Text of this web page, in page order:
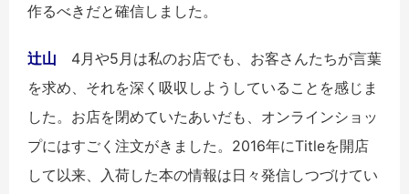
作るべきだと確信しました。
辻山 4月や5月は私のお店でも、お客さんたちが言葉
を求め、それを深く吸収しようしていることを感じま
した。お店を閉めていたあいだも、オンラインショッ
プにはすごく注文がきました。2016年にTitleを開店
して以来、入荷した本の情報は日々発信しつづけてい